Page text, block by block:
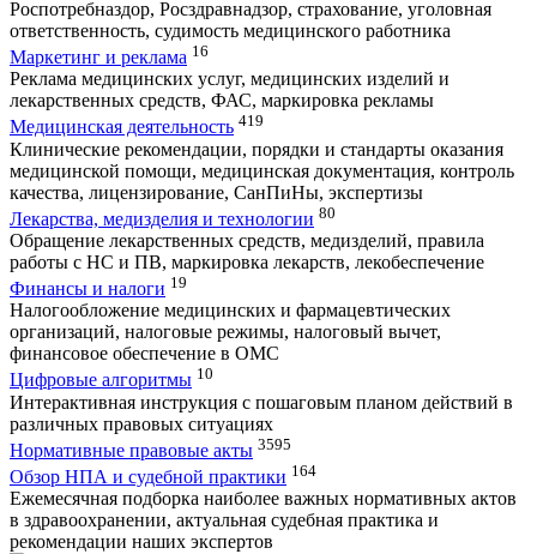
Роспотребназдор, Росздравнадзор, страхование, уголовная
ответственность, судимость медицинского работника
Маркетинг и реклама 16
Реклама медицинских услуг, медицинских изделий и
лекарственных средств, ФАС, маркировка рекламы
Медицинская деятельность 419
Клинические рекомендации, порядки и стандарты оказания
медицинской помощи, медицинская документация, контроль
качества, лицензирование, СанПиНы, экспертизы
Лекарства, медизделия и технологии 80
Обращение лекарственных средств, медизделий, правила
работы с НС и ПВ, маркировка лекарств, лекобеспечение
Финансы и налоги 19
Налогообложение медицинских и фармацевтических
организаций, налоговые режимы, налоговый вычет,
финансовое обеспечение в ОМС
Цифровые алгоритмы 10
Интерактивная инструкция с пошаговым планом действий в
различных правовых ситуациях
Нормативные правовые акты 3595
Обзор НПА и судебной практики 164
Ежемесячная подборка наиболее важных нормативных актов
в здравоохранении, актуальная судебная практика и
рекомендации наших экспертов